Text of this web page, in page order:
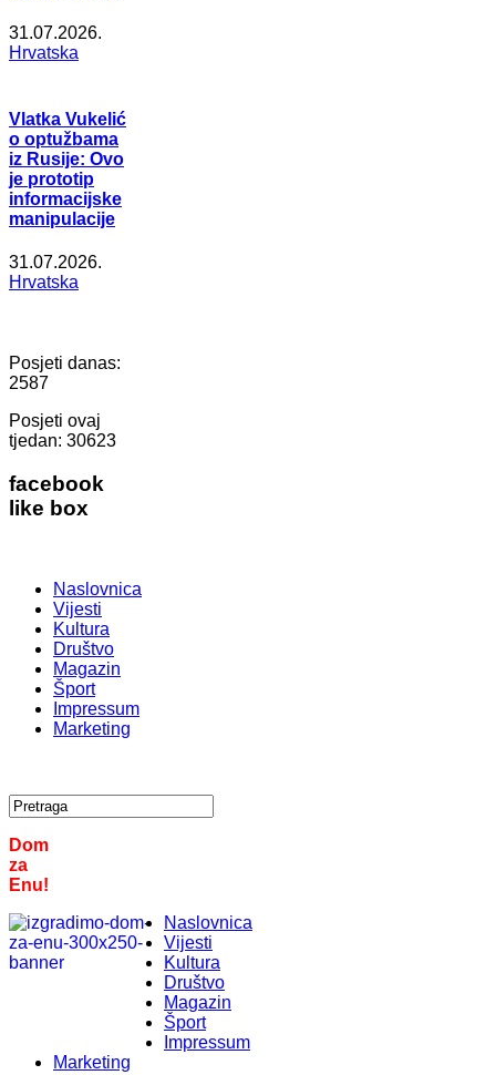
31.07.2026.
Hrvatska
Vlatka Vukelić
o optužbama
iz Rusije: Ovo
je prototip
informacijske
manipulacije
31.07.2026.
Hrvatska
Posjeti danas:
2587
Posjeti ovaj
tjedan: 30623
facebook
like box
Naslovnica
Vijesti
Kultura
Društvo
Magazin
Šport
Impressum
Marketing
Dom
za
Enu!
Naslovnica
Vijesti
Kultura
Društvo
Magazin
Šport
Impressum
Marketing